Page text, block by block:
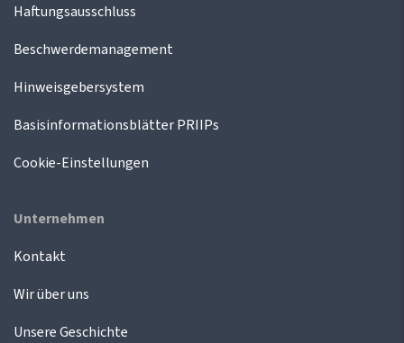
Haftungsausschluss
Beschwerdemanagement
Hinweisgebersystem
Basisinformationsblätter PRIIPs
Cookie-Einstellungen
Unternehmen
Kontakt
Wir über uns
Unsere Geschichte